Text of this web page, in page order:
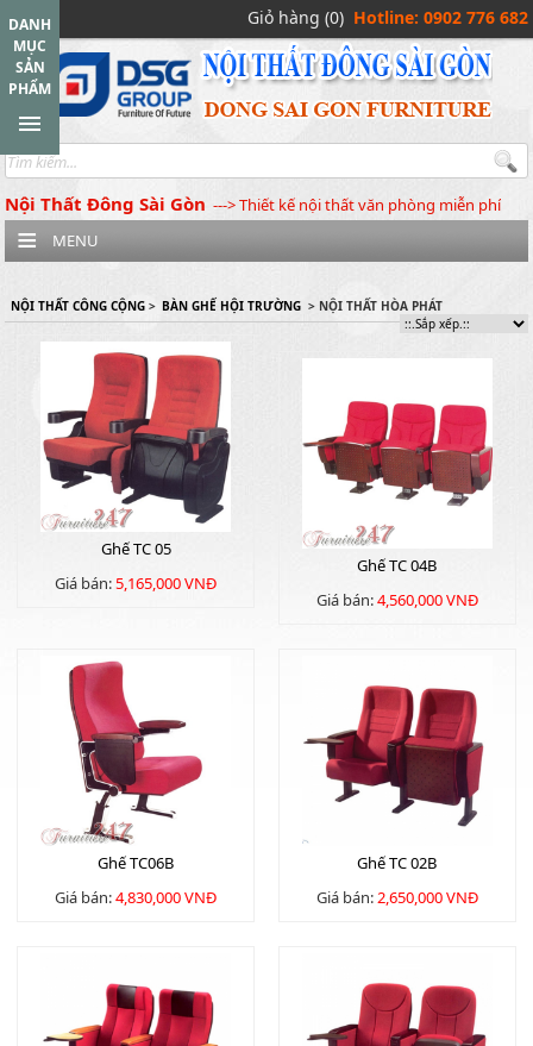
Giỏ hàng (0) Hotline: 0902 776 682
Nội Thất Đông Sài Gòn ---> Thiết kế nội thất văn phòng miễn phí
DANH
MỤC
SẢN
PHẨM
MENU
NỘI THẤT CÔNG CỘNG > BÀN GHẾ HỘI TRƯỜNG > NỘI THẤT HÒA PHÁT
Ghế TC 05
Giá bán:5,165,000 VNĐ
Ghế TC 04B
Giá bán:4,560,000 VNĐ
Ghế TC06B
Giá bán:4,830,000 VNĐ
Ghế TC 02B
Giá bán:2,650,000 VNĐ